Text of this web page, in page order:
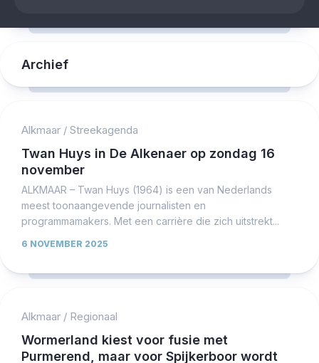
Archief
Alkmaar / Streekagenda
Twan Huys in De Alkenaer op zondag 16
november
ALKMAAR – Twan Huys (1964) is een van Nederlands
meest toonaangevende journalisten en
programmamakers. Met een carrière die zich uitstrekt...
6 NOVEMBER 2025
Alkmaar / Regionaal
Wormerland kiest voor fusie met
Purmerend, maar voor Spijkerboor wordt